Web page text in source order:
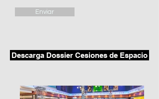
Enviar
Descarga Dossier Cesiones de Espacio